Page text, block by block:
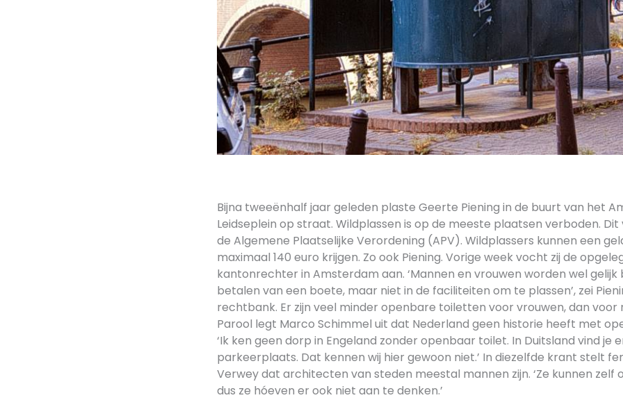
Bijna tweeënhalf jaar geleden plaste Geerte Piening in de buurt van het
Leidseplein op straat. Wildplassen is op de meeste plaatsen verboden.
de Algemene Plaatselijke Verordening (APV). Wildplassers kunnen een
maximaal 140 euro krijgen. Zo ook Piening. Vorige week vocht zij de
kantonrechter in Amsterdam aan. ‘Mannen en vrouwen worden wel gelijk
betalen van een boete, maar niet in de faciliteiten om te plassen’, zei
rechtbank. Er zijn veel minder openbare toiletten voor vrouwen, dan voor
Parool legt Marco Schimmel uit dat Nederland geen historie heeft met
‘Ik ken geen dorp in Engeland zonder openbaar toilet. In Duitsland vind je
parkeerplaats. Dat kennen wij hier gewoon niet.’ In diezelfde krant stelt
Verwey dat architecten van steden meestal mannen zijn. ‘Ze kunnen zelf
dus ze hóeven er ook niet aan te denken.’